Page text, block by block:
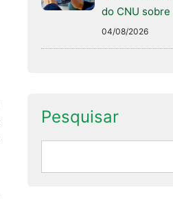
do CNU sobre
04/08/2026
Pesquisar